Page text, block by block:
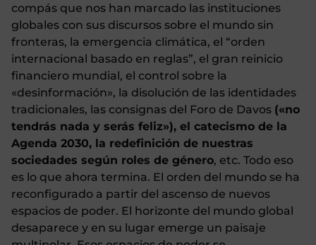
compás que nos han marcado las instituciones
globales con sus discursos sobre el mundo sin
fronteras, la emergencia climática, el “orden
internacional basado en reglas”, el gran reinicio
financiero mundial, el control sobre la
«desinformación», la disolución de las identidades
tradicionales, las consignas del Foro de Davos («no
tendrás nada y serás feliz»), el catecismo de la
Agenda 2030, la redefinición de nuestras
sociedades según roles de género, etc. Todo eso
es lo que ahora termina. El orden del mundo se ha
reconfigurado a partir del ascenso de nuevos
espacios de poder. El horizonte del mundo global
desaparece y en su lugar emerge un paisaje